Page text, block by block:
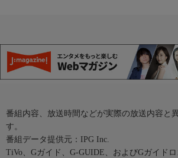
番組内容、放送時間などが実際の放送内容と
す。
番組データ提供元：IPG Inc.
TiVo、Gガイド、G-GUIDE、およびGガイド